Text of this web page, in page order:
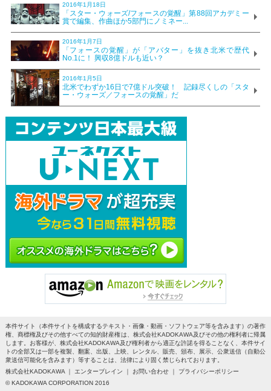
2016年1月18日
「スター・ウォーズ/フォースの覚醒」第88回アカデミー
賞で編集、作曲ほか5部門にノミネー...
2016年1月7日
「フォースの覚醒」が「アバター」を抜き北米で歴代
No.1に！ 興収8億ドルも近い？
2016年1月5日
北米でわずか16日で7億ドル突破！ 記録尽くしの「スタ
ー・ウォーズ／フォースの覚醒」だ
本件サイト（本件サイトを構成するテキスト・画像・動画・ソフトウェア等を含みます）の著作
権、商標権及びその他すべての知的財産権は、株式会社KADOKAWA及びその他の権利者に帰属
します。お客様が、株式会社KADOKAWA及び権利者から適正な許諾を得ることなく、本件サイ
トの全部又は一部を複製、翻案、出版、上映、レンタル、販売、頒布、展示、公衆送信（自動公
衆送信可能化を含みます）等することは、法律により固く禁じられております。
株式会社KADOKAWA ｜ エンターブレイン ｜ お問い合わせ ｜ プライバシーポリシー
© KADOKAWA CORPORATION 2016